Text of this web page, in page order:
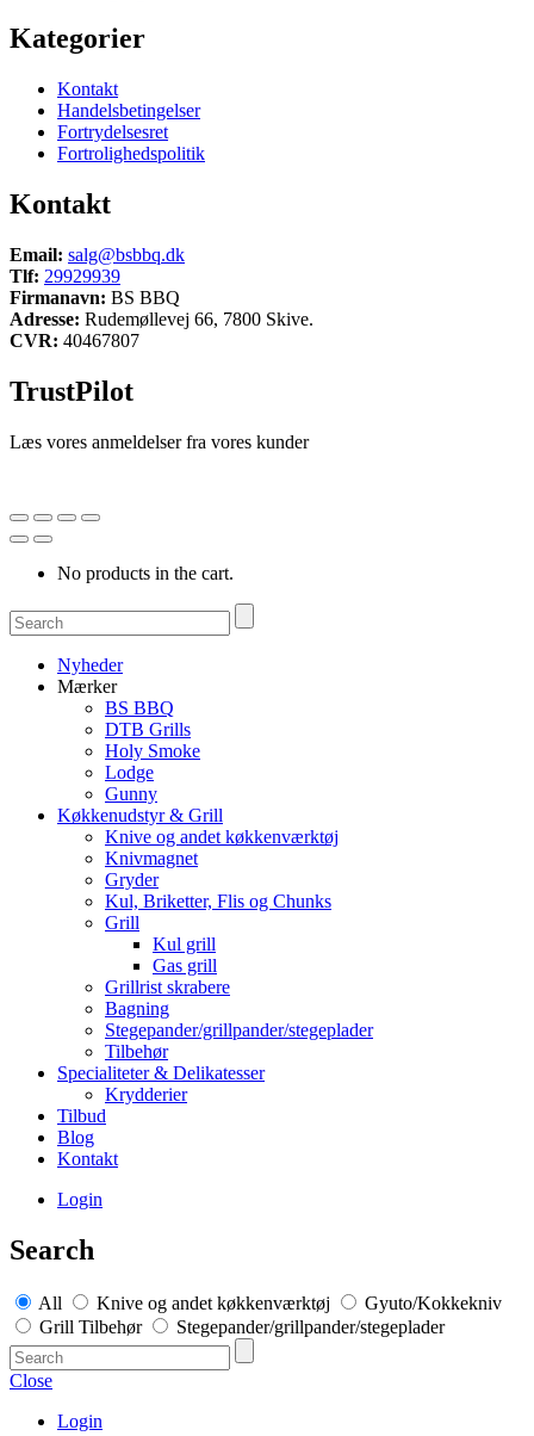
Kategorier
Kontakt
Handelsbetingelser
Fortrydelsesret
Fortrolighedspolitik
Kontakt
Email: salg@bsbbq.dk
Tlf: 29929939
Firmanavn: BS BBQ
Adresse: Rudemøllevej 66, 7800 Skive.
CVR: 40467807
TrustPilot
Læs vores anmeldelser fra vores kunder
No products in the cart.
Nyheder
Mærker
BS BBQ
DTB Grills
Holy Smoke
Lodge
Gunny
Køkkenudstyr & Grill
Knive og andet køkkenværktøj
Knivmagnet
Gryder
Kul, Briketter, Flis og Chunks
Grill
Kul grill
Gas grill
Grillrist skrabere
Bagning
Stegepander/grillpander/stegeplader
Tilbehør
Specialiteter & Delikatesser
Krydderier
Tilbud
Blog
Kontakt
Login
Search
All Knive og andet køkkenværktøj
Gyuto/Kokkekniv
Grill Tilbehør
Stegepander/grillpander/stegeplader
Close
Login